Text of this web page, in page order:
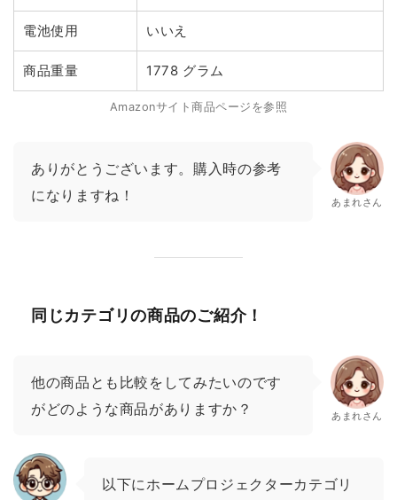
電池使用 いいえ
商品重量 1778 グラム
Amazonサイト商品ページを参照
ありがとうございます。購入時の参考
になりますね！
あまれさん
同じカテゴリの商品のご紹介！
他の商品とも比較をしてみたいのです
がどのような商品がありますか？
あまれさん
以下にホームプロジェクターカテゴリ